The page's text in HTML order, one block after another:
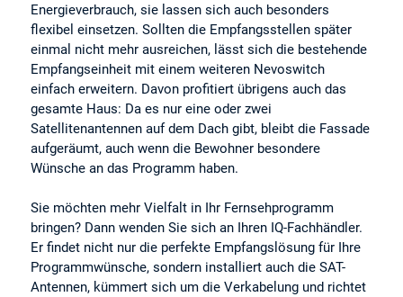
Energieverbrauch, sie lassen sich auch besonders
flexibel einsetzen. Sollten die Empfangsstellen später
einmal nicht mehr ausreichen, lässt sich die bestehende
Empfangseinheit mit einem weiteren Nevoswitch
einfach erweitern. Davon profitiert übrigens auch das
gesamte Haus: Da es nur eine oder zwei
Satellitenantennen auf dem Dach gibt, bleibt die Fassade
aufgeräumt, auch wenn die Bewohner besondere
Wünsche an das Programm haben.
Sie möchten mehr Vielfalt in Ihr Fernsehprogramm
bringen? Dann wenden Sie sich an Ihren IQ-Fachhändler.
Er findet nicht nur die perfekte Empfangslösung für Ihre
Programmwünsche, sondern installiert auch die SAT-
Antennen, kümmert sich um die Verkabelung und richtet